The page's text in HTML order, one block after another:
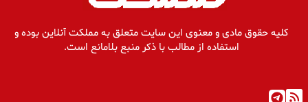
کلیه حقوق مادی و معنوی این سایت متعلق به مملکت آنلاین بوده و
استفاده از مطالب با ذکر منبع بلامانع است.